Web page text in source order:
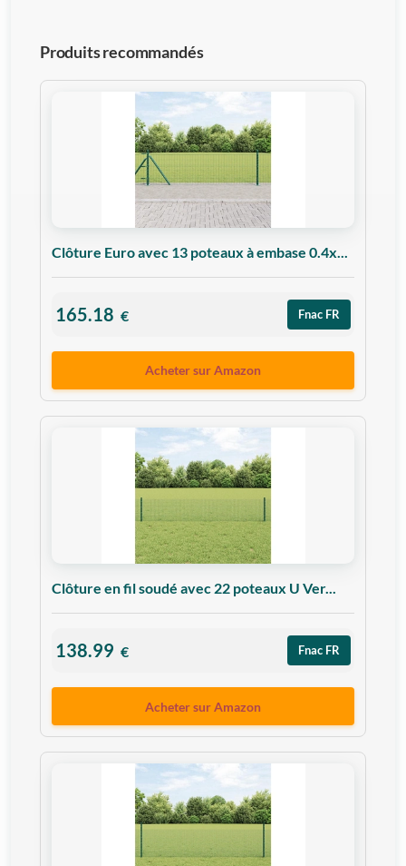
Produits recommandés
Clôture Euro avec 13 poteaux à embase 0.4x...
165.18 € Fnac FR
Acheter sur Amazon
Clôture en fil soudé avec 22 poteaux U Ver...
138.99 € Fnac FR
Acheter sur Amazon